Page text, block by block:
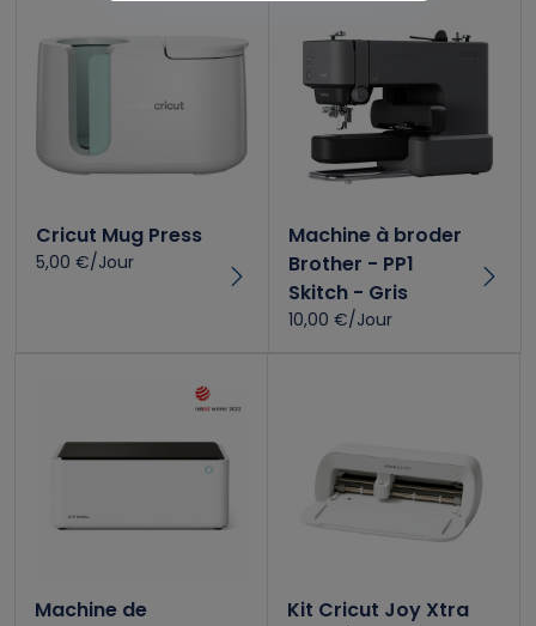
Cricut Mug Press
5,00 €/Jour
Machine à broder
Brother - PP1
Skitch - Gris
10,00 €/Jour
Machine de
Kit Cricut Joy Xtra